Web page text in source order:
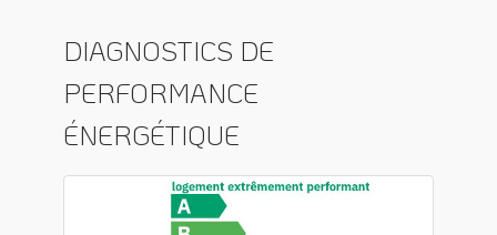
DIAGNOSTICS DE
PERFORMANCE
ÉNERGÉTIQUE